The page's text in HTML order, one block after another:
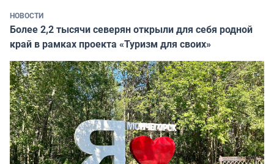
НОВОСТИ
Более 2,2 тысячи северян открыли для себя родной
край в рамках проекта «Туризм для своих»